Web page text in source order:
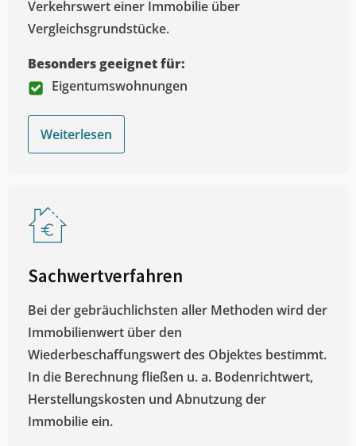
Verkehrswert einer Immobilie über
Vergleichsgrundstücke.
Besonders geeignet für:
Eigentumswohnungen
Weiterlesen
Sachwertverfahren
Bei der gebräuchlichsten aller Methoden wird der
Immobilienwert über den
Wiederbeschaffungswert des Objektes bestimmt.
In die Berechnung fließen u. a. Bodenrichtwert,
Herstellungskosten und Abnutzung der
Immobilie ein.